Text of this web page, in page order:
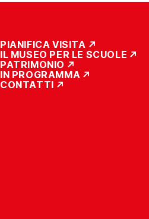
PIANIFICA VISITA
IL MUSEO PER LE SCUOLE
PATRIMONIO
IN PROGRAMMA
CONTATTI